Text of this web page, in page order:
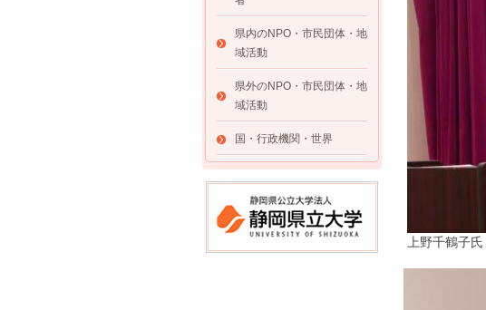
県内のNPO・市民団体・地
域活動
県外のNPO・市民団体・地
域活動
国・行政機関・世界
上野千鶴子氏